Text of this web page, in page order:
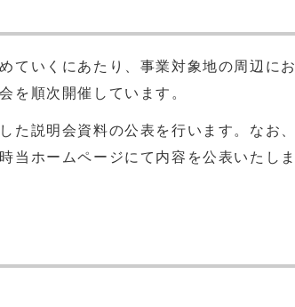
ていくにあたり、事業対象地の周辺にお
を順次開催しています。
説明会資料の公表を行います。なお、
当ホームページにて内容を公表いたしま